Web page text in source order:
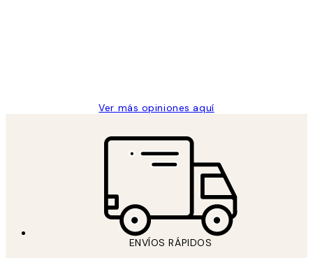
Ver más opiniones aquí
ENVÍOS RÁPIDOS